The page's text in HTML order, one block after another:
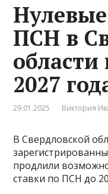
ПСН в
2027
29.01.2025 Виктория
В Свердловской
продлили
ставки по ПСН до